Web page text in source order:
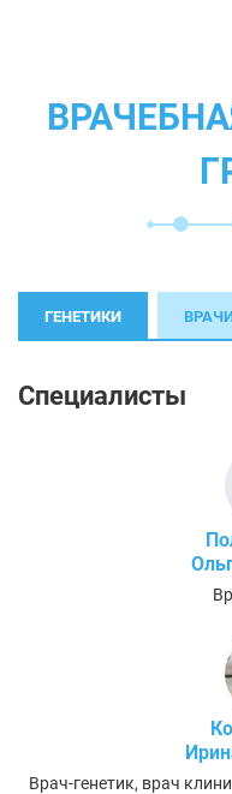
ГЕНЕТИКИ
Специалисты
Врач-генетик, врач